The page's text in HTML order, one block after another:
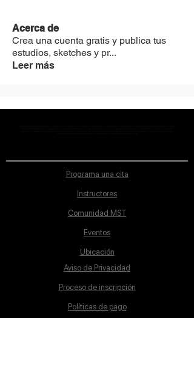
Acerca de
Crea una cuenta gratis y publica tus
estudios, sketches y pr...
Leer más
Programa una cita
Instructores
Comunidad MST
Eventos
Ubicación
Aviso de Privacidad
Proceso de inscripción
Políticas de pago